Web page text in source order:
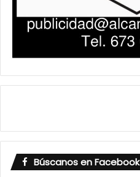
Búscanos en Facebook